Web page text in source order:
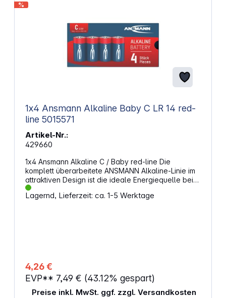
%
1x4 Ansmann Alkaline Baby C LR 14 red-
line 5015571
Artikel-Nr.:
429660
1x4 Ansmann Alkaline C / Baby red-line Die
komplett überarbeitete ANSMANN Alkaline-Linie im
attraktiven Design ist die ideale Energiequelle bei
Dauerbelastung im Niedrigstrombereich. Für Geräte
des täglichen Bedarfs mit gleichbleibendem
Lagernd, Lieferzeit: ca. 1-5 Werktage
4,26 €
EVP** 7,49 € (43.12% gespart)
Preise inkl. MwSt. ggf. zzgl. Versandkosten